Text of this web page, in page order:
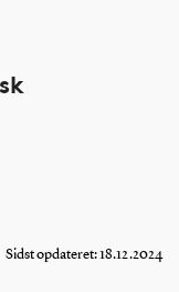
Sidst opdateret: 18.12.2024